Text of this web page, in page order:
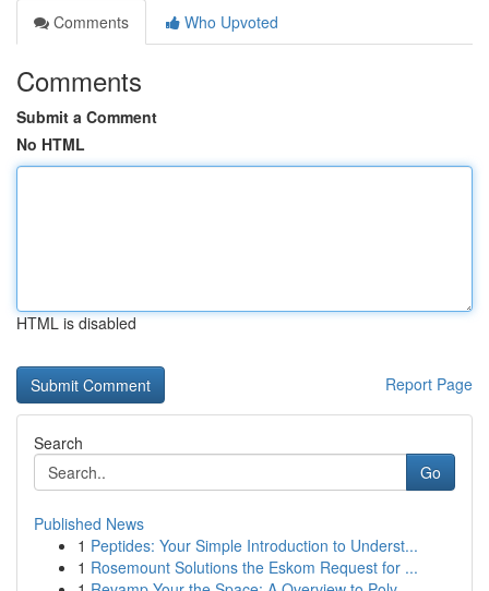
Comments
Who Upvoted
Comments
Submit a Comment
No HTML
HTML is disabled
Report Page
Search
Go
Published News
1 Peptides: Your Simple Introduction to Underst...
1 Rosemount Solutions the Eskom Request for ...